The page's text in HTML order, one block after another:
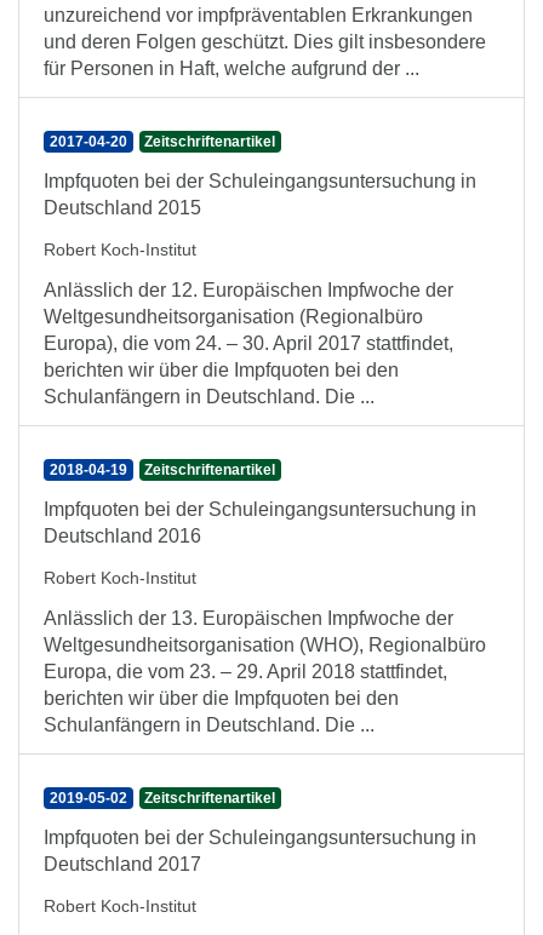
unzureichend vor impfpräventablen Erkrankungen
und deren Folgen geschützt. Dies gilt insbesondere
für Personen in Haft, welche aufgrund der ...
2017-04-20 Zeitschriftenartikel
Impfquoten bei der Schuleingangsuntersuchung in
Deutschland 2015
Robert Koch-Institut
Anlässlich der 12. Europäischen Impfwoche der
Weltgesundheitsorganisation (Regionalbüro
Europa), die vom 24. – 30. April 2017 stattfindet,
berichten wir über die Impfquoten bei den
Schulanfängern in Deutschland. Die ...
2018-04-19 Zeitschriftenartikel
Impfquoten bei der Schuleingangsuntersuchung in
Deutschland 2016
Robert Koch-Institut
Anlässlich der 13. Europäischen Impfwoche der
Weltgesundheitsorganisation (WHO), Regionalbüro
Europa, die vom 23. – 29. April 2018 stattfindet,
berichten wir über die Impfquoten bei den
Schulanfängern in Deutschland. Die ...
2019-05-02 Zeitschriftenartikel
Impfquoten bei der Schuleingangsuntersuchung in
Deutschland 2017
Robert Koch-Institut